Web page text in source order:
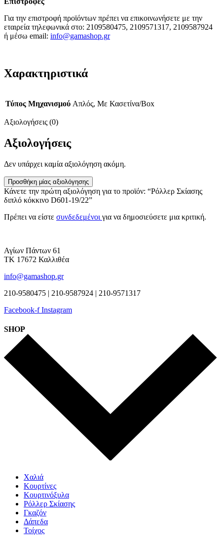
Για την επιστροφή προϊόντων πρέπει να επικοινωνήσετε με την
εταιρεία τηλεφωνικά στο: 2109580475, 2109571317, 2109587924
ή μέσω email: info@gamashop.gr
Χαρακτηριστικά
Τύπος Μηχανισμού Απλός, Με Κασετίνα/Box
Αξιολογήσεις (0)
Αξιολογήσεις
Δεν υπάρχει καμία αξιολόγηση ακόμη.
Προσθήκη μίας αξιολόγησης
Κάνετε την πρώτη αξιολόγηση για το προϊόν: “Ρόλλερ Σκίασης
διπλό κόκκινο D601-19/22”
Πρέπει να είστε συνδεδεμένοι για να δημοσιεύσετε μια κριτική.
Αγίων Πάντων 61
ΤΚ 17672 Καλλιθέα
info@gamashop.gr
210-9580475 | 210-9587924 | 210-9571317
Facebook-f Instagram
SHOP
Χαλιά
Κουρτίνες
Κουρτινόξυλα
Ρόλλερ Σκίασης
Γκαζόν
Δάπεδα
Τοίχος